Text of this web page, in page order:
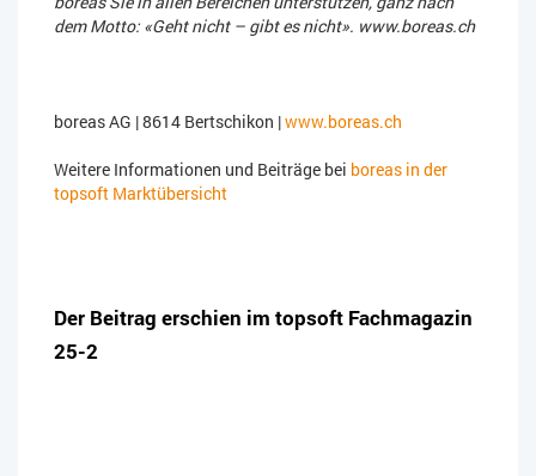
dem Motto: «Geht nicht – gibt es nicht». www.boreas.ch
boreas AG | 8614 Bertschikon |www.boreas.ch
Weitere Informationen und Beiträge bei boreas in der
topsoft Marktübersicht
Der Beitrag erschien im topsoft Fachmagazin
25-2